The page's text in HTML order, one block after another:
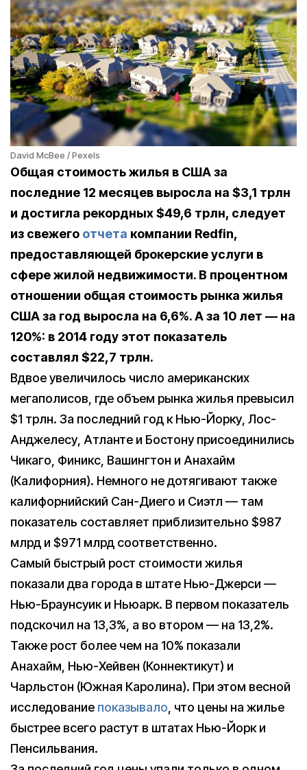
David McBee / Pexels
Общая стоимость жилья в США за
последние 12 месяцев выросла на $3,1 трлн
и достигла рекордных $49,6 трлн, следует
из свежего отчета компании Redfin,
предоставляющей брокерские услуги в
сфере жилой недвижимости. В процентном
отношении общая стоимость рынка жилья
США за год выросла на 6,6%. А за 10 лет — на
120%: в 2014 году этот показатель
составлял $22,7 трлн.
Вдвое увеличилось число американских
мегаполисов, где объем рынка жилья превысил
$1 трлн. За последний год к Нью-Йорку, Лос-
Анджелесу, Атланте и Бостону присоединились
Чикаго, Финикс, Вашингтон и Анахайм
(Калифорния). Немного не дотягивают также
калифорнийский Сан-Диего и Сиэтл — там
показатель составляет приблизительно $987
млрд и $971 млрд соответственно.
Самый быстрый рост стоимости жилья
показали два города в штате Нью-Джерси —
Нью-Браунсуик и Ньюарк. В первом показатель
подскочил на 13,3%, а во втором — на 13,2%.
Также рост более чем на 10% показали
Анахайм, Нью-Хейвен (Коннектикут) и
Чарльстон (Южная Каролина). При этом весной
исследование показывало, что цены на жилье
быстрее всего растут в штатах Нью-Йорк и
Пенсильвания.